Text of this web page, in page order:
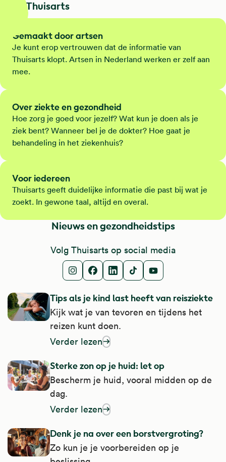
Dit is Thuisarts
Gemaakt door artsen
Je kunt erop vertrouwen dat de informatie van
Thuisarts klopt. Artsen in Nederland werken er zelf aan
mee.
Over ziekte en gezondheid
Hoe zorg je goed voor jezelf? Wat kun je doen als je
ziek bent? Wanneer bel je de dokter? Hoe gaat je
behandeling in het ziekenhuis?
Voor iedereen
Thuisarts geeft duidelijke informatie die past bij wat je
zoekt. In gewone taal, altijd en overal.
Nieuws en gezondheidstips
Volg Thuisarts op social media
InstagramFacebook
LinkedIn
TikTokYoutube
Tips als je kind last heeft van reisziekte
Kijk wat je van tevoren en tijdens het
reizen kunt doen.
Verder lezen
over tips als je kind last heeft van
Sterke zon op je huid: let op
Bescherm je huid, vooral midden op de
dag.
Verder lezen
over sterke zon op je huid: let op
Denk je na over een borstvergroting?
Zo kun je je voorbereiden op je